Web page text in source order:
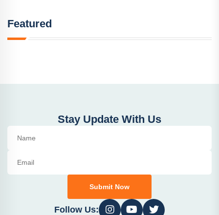
Featured
Stay Update With Us
Submit Now
Follow Us: